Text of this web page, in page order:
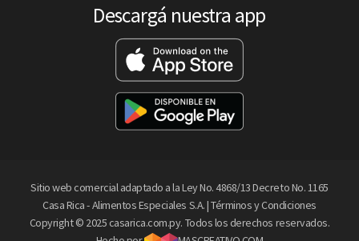
Descargá nuestra app
Sitio web comercial adaptado a la Ley No. 4868/13 Decreto No. 1165
Casa Rica - Alimentos Especiales S.A. |Términos y Condiciones
Copyright © 2025 casarica.com.py. Todos los derechos reservados.